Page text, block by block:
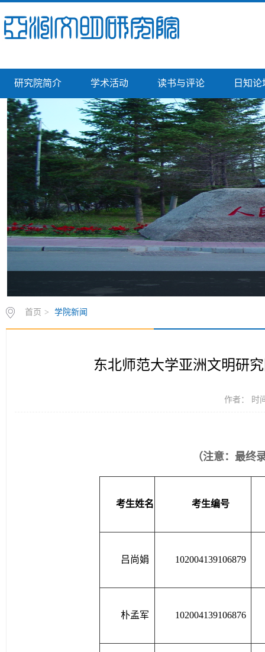
研究院简介 学术活动 读书与评论 日知论
首页 > 学院新闻
东北师范大学亚洲文明研
作者： 时
（注意：最终
考生姓名 考生编号
吕尚娟 102004139106879
朴孟军 102004139106876